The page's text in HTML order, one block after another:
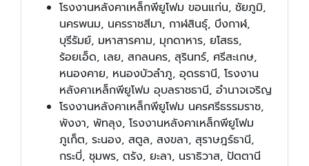
โรงงานหลังคาเหล็กพียูโฟม ขอนแก่น, ชัยภูมิ,
นครพนม, นครราชสีมา, กาฬสินธุ์, บึงกาฬ,
บุรีรัมย์, มหาสารคาม, มุกดาหาร, ยโสธร,
ร้อยเอ็ด, เลย, สกลนคร, สุรินทร์, ศรีสะเกษ,
หนองคาย, หนองบัวลำภู, อุดรธานี, โรงงาน
หลังคาเหล็กพียูโฟม อุบลราชธานี, อำนาจเจริญ
โรงงานหลังคาเหล็กพียูโฟม นครศรีธรรมราช,
พังงา, พัทลุง, โรงงานหลังคาเหล็กพียูโฟม
ภูเก็ต, ระนอง, สตูล, สงขลา, สุราษฎร์ธานี,
กระบี่, ชุมพร, ตรัง, ยะลา, นราธิวาส, ปัตตานี